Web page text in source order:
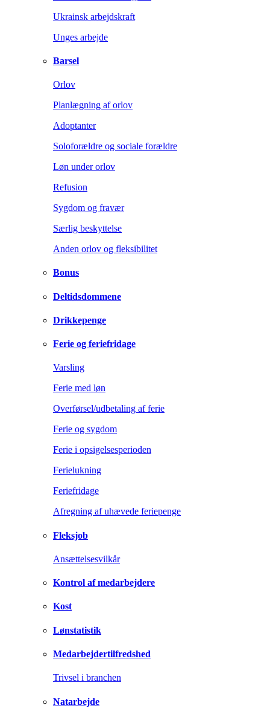
Ukrainsk arbejdskraft
Unges arbejde
Barsel
Orlov
Planlægning af orlov
Adoptanter
Soloforældre og sociale forældre
Løn under orlov
Refusion
Sygdom og fravær
Særlig beskyttelse
Anden orlov og fleksibilitet
Bonus
Deltidsdommene
Drikkepenge
Ferie og feriefridage
Varsling
Ferie med løn
Overførsel/udbetaling af ferie
Ferie og sygdom
Ferie i opsigelsesperioden
Ferielukning
Feriefridage
Afregning af uhævede feriepenge
Fleksjob
Ansættelsesvilkår
Kontrol af medarbejdere
Kost
Lønstatistik
Medarbejdertilfredshed
Trivsel i branchen
Natarbejde